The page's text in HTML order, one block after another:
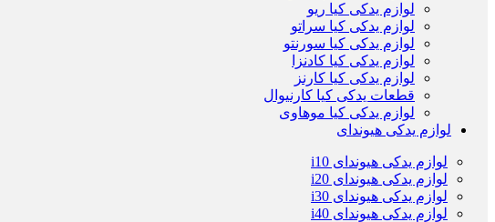
لوازم یدکی کیا ریو
لوازم یدکی کیا سراتو
لوازم یدکی کیا سورنتو
لوازم یدکی کیا کادنزا
لوازم یدکی کیا کارنز
قطعات یدکی کیا کارنیوال
لوازم یدکی کیا موهاوی
لوازم یدکی هیوندای
لوازم یدکی هیوندای i10
لوازم یدکی هیوندای i20
لوازم یدکی هیوندای i30
لوازم یدکی هیوندای i40